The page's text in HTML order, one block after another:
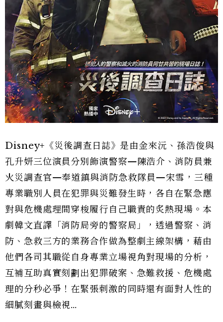
Disney+《災後調查日誌》是由金來沅、孫浩俊與
孔升妍三位演員分別飾演警察—陳浩介、消防員兼
火災調查官—奉道鎮與消防急救隊員—宋雪，三種
專業職別人員在犯罪與災難發生時，各自在緊急應
對與危機處理間穿梭履行自己職責的炙熱現場。本
劇韓文直譯「消防局旁的警察局」，透過警察、消
防、急救三方的業務合作做為整劇主線架構，藉由
他們各司其職從自身專業立場視角對現場的分析，
互補互助真實刻劃出犯罪破案、急難救援、危機處
理的分秒必爭！在緊張刺激的同時還有面對人性的
細膩刻畫與檢視…